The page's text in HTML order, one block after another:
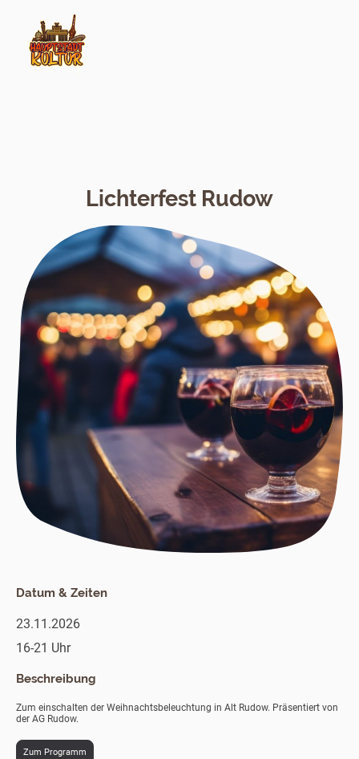
Lichterfest Rudow
Datum & Zeiten
23.11.2026
16-21 Uhr
Beschreibung
Zum einschalten der Weihnachtsbeleuchtung in Alt Rudow. Präsentiert von
der AG Rudow.
Zum Programm